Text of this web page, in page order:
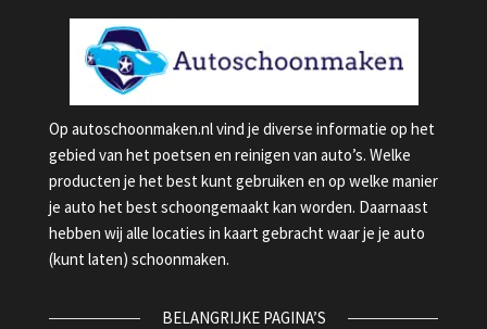
Op autoschoonmaken.nl vind je diverse informatie op het
gebied van het poetsen en reinigen van auto’s. Welke
producten je het best kunt gebruiken en op welke manier
je auto het best schoongemaakt kan worden. Daarnaast
hebben wij alle locaties in kaart gebracht waar je je auto
(kunt laten) schoonmaken.
BELANGRIJKE PAGINA’S